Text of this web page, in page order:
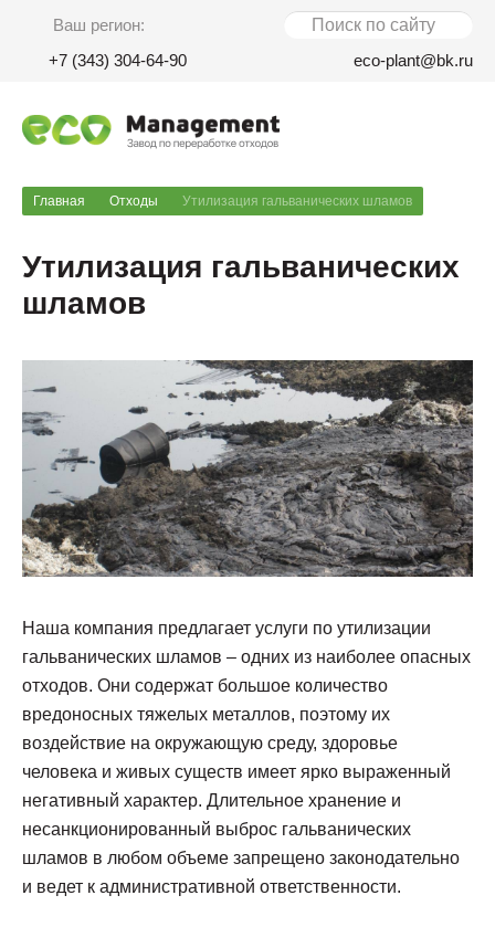
Ваш регион:
+7 (343) 304-64-90
eco-plant@bk.ru
Главная Отходы Утилизация гальванических шламов
Утилизация гальванических
шламов
Наша компания предлагает услуги по утилизации
гальванических шламов – одних из наиболее опасных
отходов. Они содержат большое количество
вредоносных тяжелых металлов, поэтому их
воздействие на окружающую среду, здоровье
человека и живых существ имеет ярко выраженный
негативный характер. Длительное хранение и
несанкционированный выброс гальванических
шламов в любом объеме запрещено законодательно
и ведет к административной ответственности.